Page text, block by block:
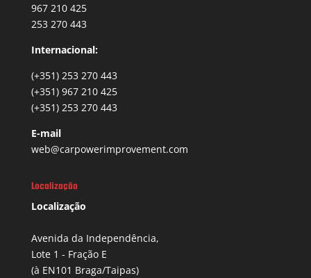
967 210 425
253 270 443
Internacional:
(+351) 253 270 443
(+351) 967 210 425
(+351) 253 270 443
E-mail
web@carpowerimprovement.com
Localização
Localização
Avenida da Independência,
Lote 1 - Fração E
(à EN101 Braga/Taipas)